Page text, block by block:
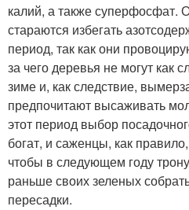
калий, а также суперфосфат.
стараются избегать
период, так как они
за чего деревья не могут как
зиме и, как следствие,
предпочитают высаживать
этот период выбор
богат, и саженцы, как
чтобы в следующем году
раньше своих зеленых
пересадки.